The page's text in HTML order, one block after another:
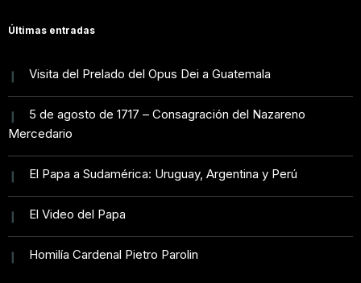
Últimas entradas
Visita del Prelado del Opus Dei a Guatemala
5 de agosto de 1717 – Consagración del Nazareno
Mercedario
El Papa a Sudamérica: Uruguay, Argentina y Perú
El Video del Papa
Homilía Cardenal Pietro Parolin